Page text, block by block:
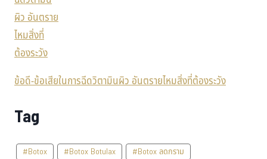
ข้อดี-ข้อเสียในการฉีดวิตามินผิว อันตรายไหมสิ่งที่ต้องระวัง
Tag
#Botox #Botox Botulax
#Botox ลดกราม